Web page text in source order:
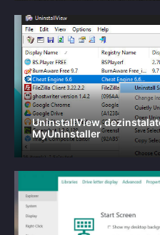
UninstallView,
MyUninstaller